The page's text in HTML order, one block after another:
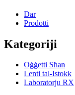
Dar
Prodotti
Kategoriji
Oġġetti Sħan
Lenti tal-Istokk
Laboratorju RX